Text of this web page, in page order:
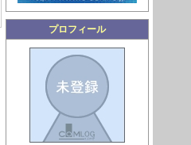
プロフィール